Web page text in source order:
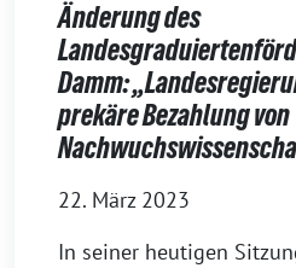
Änderung des
Damm:
prekäre Bezahlung von
22. März 2023
In seiner heutigen